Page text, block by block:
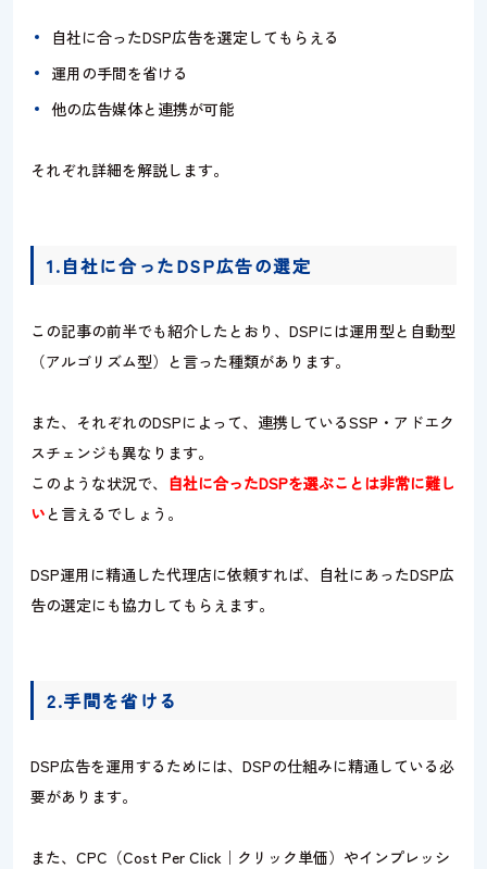
自社に合ったDSP広告を選定してもらえる
運用の手間を省ける
他の広告媒体と連携が可能
それぞれ詳細を解説します。
1.自社に合ったDSP広告の選定
この記事の前半でも紹介したとおり、DSPには運用型と自動型
（アルゴリズム型）と言った種類があります。
また、それぞれのDSPによって、連携しているSSP・アドエク
スチェンジも異なります。
このような状況で、 自社に合ったDSPを選ぶことは非常に難し
い と言えるでしょう。
DSP運用に精通した代理店に依頼すれば、自社にあったDSP広
告の選定にも協力してもらえます。
2.手間を省ける
DSP広告を運用するためには、DSPの仕組みに精通している必
要があります。
また、CPC（Cost Per Click｜クリック単価）やインプレッシ